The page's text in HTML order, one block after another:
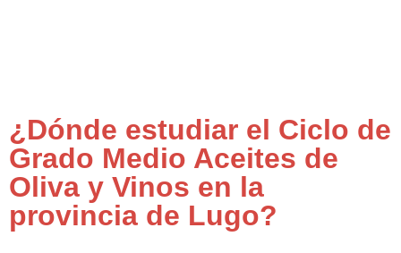
¿Dónde estudiar el Ciclo de
Grado Medio Aceites de
Oliva y Vinos en la
provincia de Lugo?